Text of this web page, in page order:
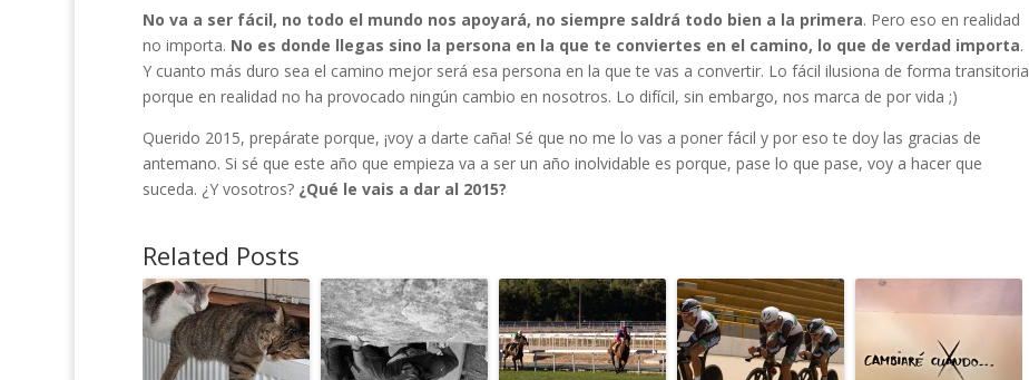
No va a ser fácil, no todo el mundo nos apoyará, no siempre saldrá todo bien a la primera. Pero eso en realidad
no importa. No es donde llegas sino la persona en la que te conviertes en el camino, lo que de verdad importa.
Y cuanto más duro sea el camino mejor será esa persona en la que te vas a convertir. Lo fácil ilusiona de forma transitoria
porque en realidad no ha provocado ningún cambio en nosotros. Lo difícil, sin embargo, nos marca de por vida ;)
Querido 2015, prepárate porque, ¡voy a darte caña! Sé que no me lo vas a poner fácil y por eso te doy las gracias de
antemano. Si sé que este año que empieza va a ser un año inolvidable es porque, pase lo que pase, voy a hacer que
suceda. ¿Y vosotros? ¿Qué le vais a dar al 2015?
Related Posts